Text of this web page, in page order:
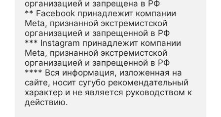
организацией и запрещена в РФ
** Facebook принадлежит компании
Meta, признанной экстремистской
организацией и запрещенной в РФ
*** Instagram принадлежит компании
Meta, признанной экстремистской
организацией и запрещенной в РФ
**** Вся информация, изложенная на
сайте, носит сугубо рекомендательный
характер и не является руководством к
действию.